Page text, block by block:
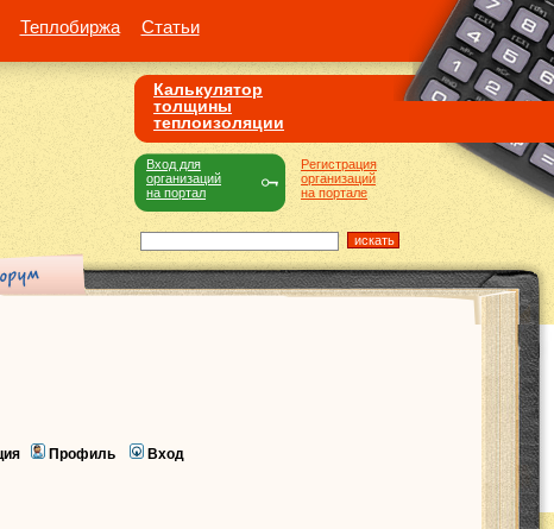
Теплобиржа Статьи
Калькулятор
толщины
теплоизоляции
Регистрация
организаций
на портале
Вход для
организаций
на портал
Профиль Вход